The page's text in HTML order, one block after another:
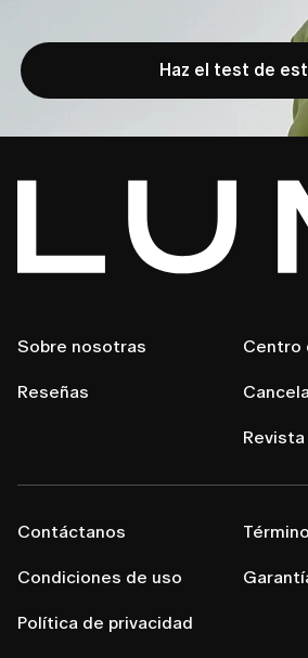
Haz el test de
Sobre nosotras
Reseñas
Centro
Revista
Contáctanos
Condiciones de uso
Política de privacidad